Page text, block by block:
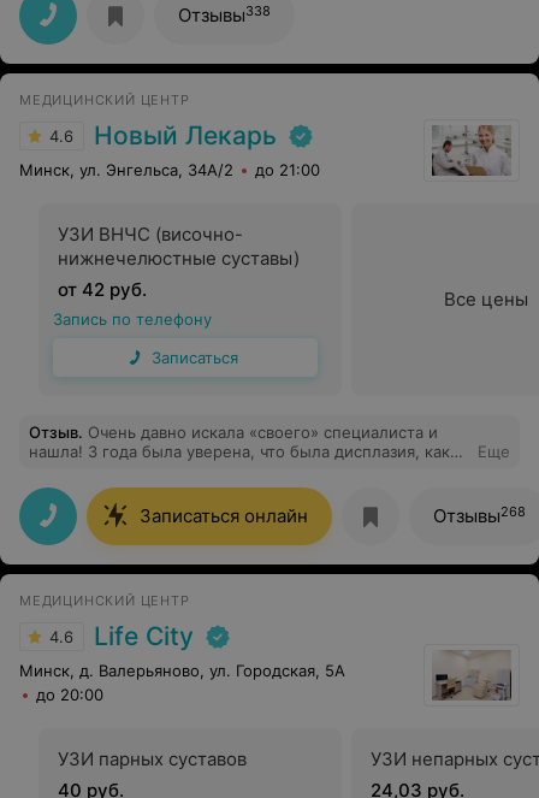
Отзывы338
МЕДИЦИНСКИЙ ЦЕНТР
4.6 Новый Лекарь
Минск, ул. Энгельса, 34А/2 до 21:00
УЗИ ВНЧС (височно-
нижнечелюстные суставы)
от 42 руб.
Запись по телефону
Записаться
Все цены
Отзыв. Очень давно искала «своего» специалиста и
нашла! 3 года была уверена, что была дисплазия, как
удивление, когда Яна Владиславовна сказала, что это
не подтвержденный диагноз. Сейчас лечила
хронический цервицит и очень переживала за боль во
время биопсии и «выжигании». Но мало того, что Яна
Владиславовна вместе с прекрасной медсестрой
безболезненно, и с постоянной заботой о моем
самочувствии, так еще и у меня в первый раз в жизни
остались ПРИЯТНЫЕ впечатления после визита к
гинекологу!! Рекомендую Эби Яну Владиславовну не
только как первоклассного специалиста, но и доброго
и заботливого человека. Большое спасибо ❤️
Еще
Записаться онлайн Отзывы268
МЕДИЦИНСКИЙ ЦЕНТР
4.6 Life City
Минск, д. Валерьяново, ул. Городская, 5А
до 20:00
УЗИ парных суставов
40 руб.
УЗИ непарных
24,03 руб.